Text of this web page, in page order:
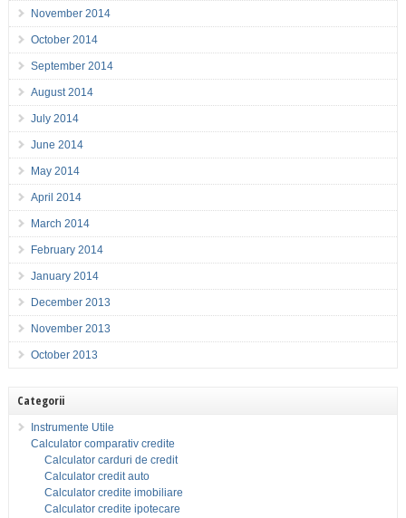
November 2014
October 2014
September 2014
August 2014
July 2014
June 2014
May 2014
April 2014
March 2014
February 2014
January 2014
December 2013
November 2013
October 2013
Categorii
Instrumente Utile
Calculator comparativ credite
Calculator carduri de credit
Calculator credit auto
Calculator credite imobiliare
Calculator credite ipotecare